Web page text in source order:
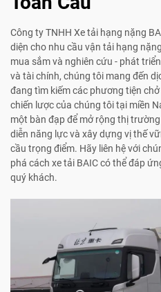
Công ty TNHH Xe tải hạng nặng
diện cho nhu cầu vận tải hạng
mua sắm và nghiên cứu - phát
và tài chính, chúng tôi mang đến
đang tìm kiếm các phương tiện
chiến lược của chúng tôi tại miền
một bàn đạp để mở rộng thị
diễn năng lực và xây dựng vị thế
cầu trọng điểm. Hãy liên hệ với
phá cách xe tải BAIC có thể đáp
quý khách.